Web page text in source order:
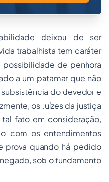
deixou de ser
trabalhista tem caráter
possibilidade de penhora
a um patamar que não
do devedor e
os Juízes da justiça
fato em consideração,
com os entendimentos
prova quando há pedido
sob o fundamento